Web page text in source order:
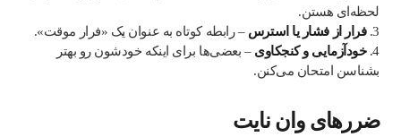
لحظه‌ای هستن.
3. فرار از فشار یا استرس – رابطه کوتاه به عنوان یک «فرار موقت».
4. خودآزمایی و کنجکاوی – بعضی‌ها برای اینکه خودشون رو بهتر
بشناسن امتحان می‌کنن.
ضررهای وان نایت